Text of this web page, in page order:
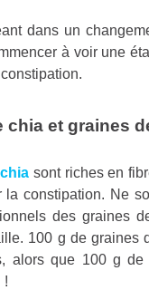
dans un
à voir une
chia et graines
sont riches en
la constipation. Ne
des graines
100 g de graines
alors que 100 g de
!